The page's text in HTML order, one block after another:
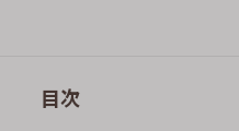
目次